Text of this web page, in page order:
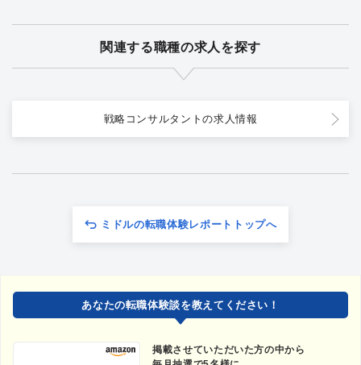
関連する職種の求人を探す
戦略コンサルタントの求人情報
ミドルの転職体験レポートトップへ
あなたの転職体験談を教えてください！
掲載させていただいた方の中から